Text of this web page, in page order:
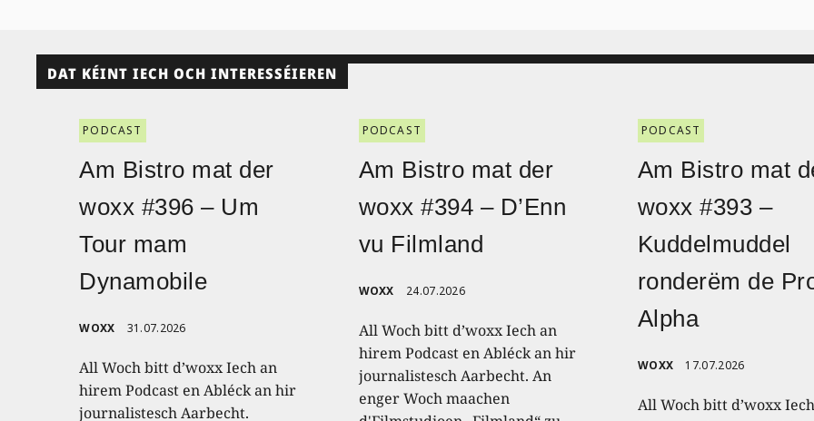
DAT KÉINT IECH OCH INTERESSÉIEREN
PODCAST
Am Bistro mat der
woxx #396 – Um
Tour mam
Dynamobile
WOXX 31.07.2026
All Woch bitt d’woxx Iech an
hirem Podcast en Abléck an hir
journalistesch Aarbecht.
PODCAST
Am Bistro mat der
woxx #394 – D’Enn
vu Filmland
WOXX 24.07.2026
All Woch bitt d’woxx Iech an
hirem Podcast en Abléck an hir
journalistesch Aarbecht. An
enger Woch maachen
PODCAST
Am Bistro mat
woxx #393 –
Kuddelmuddel
ronderëm de
Alpha
WOXX 17.07.2026
All Woch bitt d’woxx